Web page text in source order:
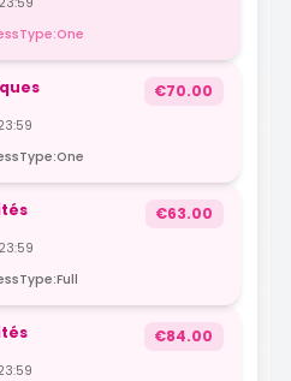
€70.00
€63.00
€84.00